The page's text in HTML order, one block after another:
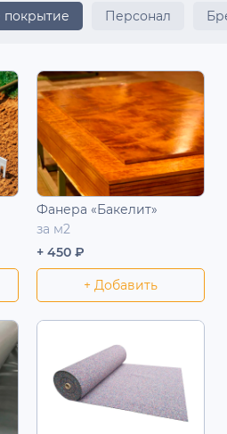
покрытие Персонал
Фанера «Бакелит»
за м2
+ 450 ₽
+ Добавить